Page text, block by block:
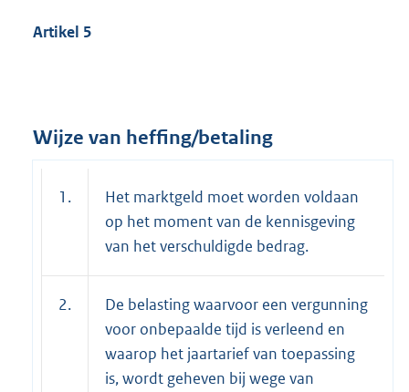
Artikel 5
Wijze van heffing/betaling
1.
Het marktgeld moet worden voldaan
op het moment van de kennisgeving
van het verschuldigde bedrag.
2.
De belasting waarvoor een vergunning
voor onbepaalde tijd is verleend en
waarop het jaartarief van toepassing
is, wordt geheven bij wege van